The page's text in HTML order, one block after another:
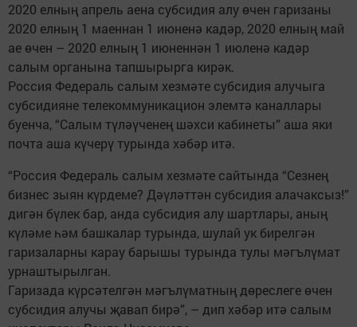
2020 елның апрель аена субсидия алу өчен гаризаны
2020 елның 1 маеннан 1 июненә кадәр, 2020 елның май
ае өчен – 2020 елның 1 июненнән 1 июленә кадәр
салым органына тапшырырга кирәк.
Россия Федераль салым хезмәте субсидия алучыга
субсидияне телекоммуникацион элемтә каналлары
буенча, “Салым түләүченең шәхси кабинеты” аша яки
почта аша күчерү турында хәбәр итә.
“Россия Федераль салым хезмәте сайтында “Сезнең
бизнес зыян күрдеме? Дәүләттән субсидия алачаксыз!”
дигән бүлек бар, анда субсидия алу шартлары, аның
күләме һәм башкалар турында, шулай ук бирелгән
гаризаларны карау барышы турында тулы мәгълүмат
урнаштырылган.
Гаризада күрсәтелгән мәгъ­лүматның дөреслеге өчен
субсидия алучы җавап бирә”, – дип хәбәр итә салым